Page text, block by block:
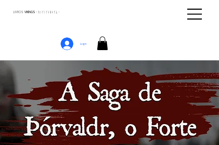
LIVROS VIKINGS · ᚢᛁᚴᛁᚴᛅᛒᛅᚴᛦ ·
Login